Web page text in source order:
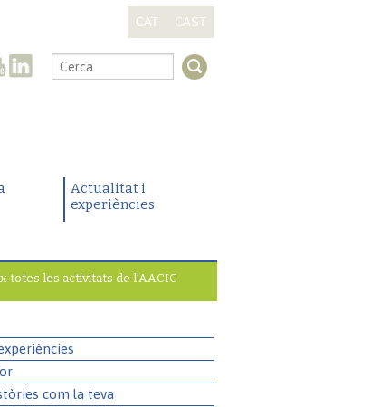
CAT CAST
.
Actualitat i
experiències
totes les activitats de l’AACIC
com la teva